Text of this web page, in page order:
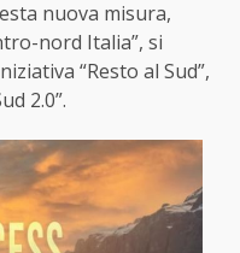
nuova misura,
nord Italia”, si
“Resto al Sud”,
2.0”.